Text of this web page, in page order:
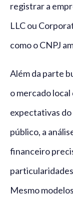
registrar a
LLC ou
como o CNPJ
Além da parte
o mercado
expectativas do
público, a
financeiro
Mesmo